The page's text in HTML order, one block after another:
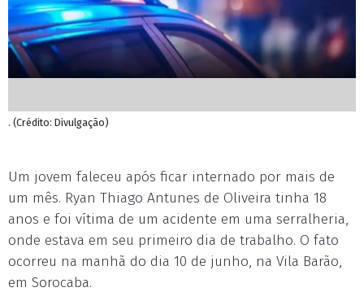
. (Crédito: Divulgação)
Um jovem faleceu após ficar internado por mais de
um mês. Ryan Thiago Antunes de Oliveira tinha 18
anos e foi vítima de um acidente em uma serralheria,
onde estava em seu primeiro dia de trabalho. O fato
ocorreu na manhã do dia 10 de junho, na Vila Barão,
em Sorocaba.